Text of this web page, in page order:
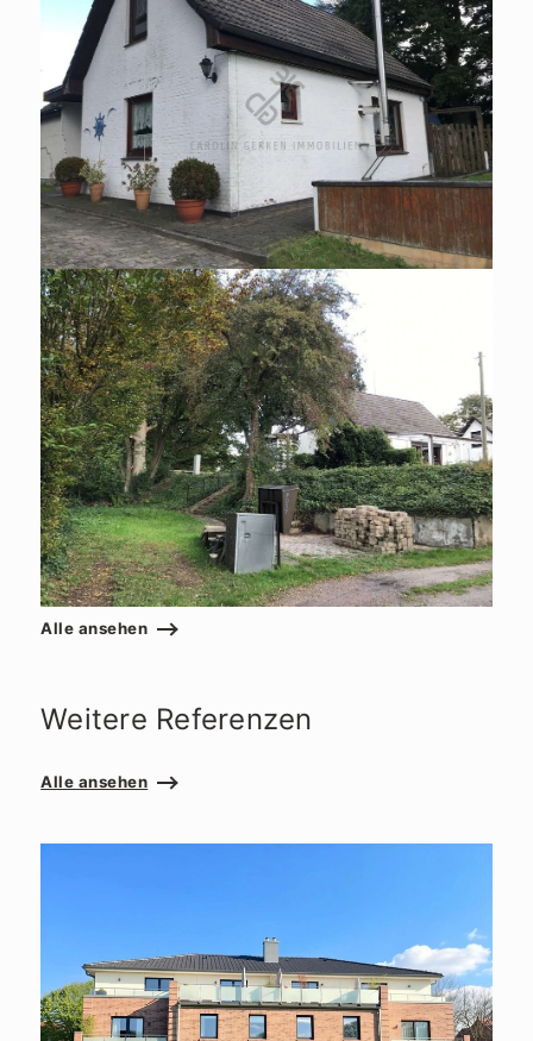
Alle ansehen
Weitere Referenzen
Alle ansehen